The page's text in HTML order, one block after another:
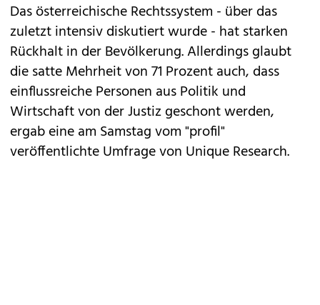
Das österreichische Rechtssystem - über das
zuletzt intensiv diskutiert wurde - hat starken
Rückhalt in der Bevölkerung. Allerdings glaubt
die satte Mehrheit von 71 Prozent auch, dass
einflussreiche Personen aus Politik und
Wirtschaft von der Justiz geschont werden,
ergab eine am Samstag vom "profil"
veröffentlichte Umfrage von Unique Research.